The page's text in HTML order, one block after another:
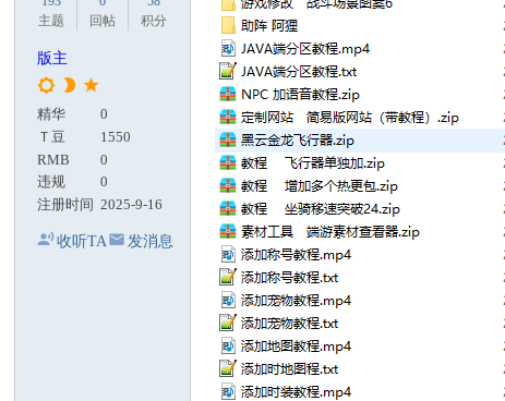
主题
回帖
积分
版主
精华
0
Ｔ豆
1550
RMB
0
违规
0
注册时间 2025-9-16
收听TA 发消息